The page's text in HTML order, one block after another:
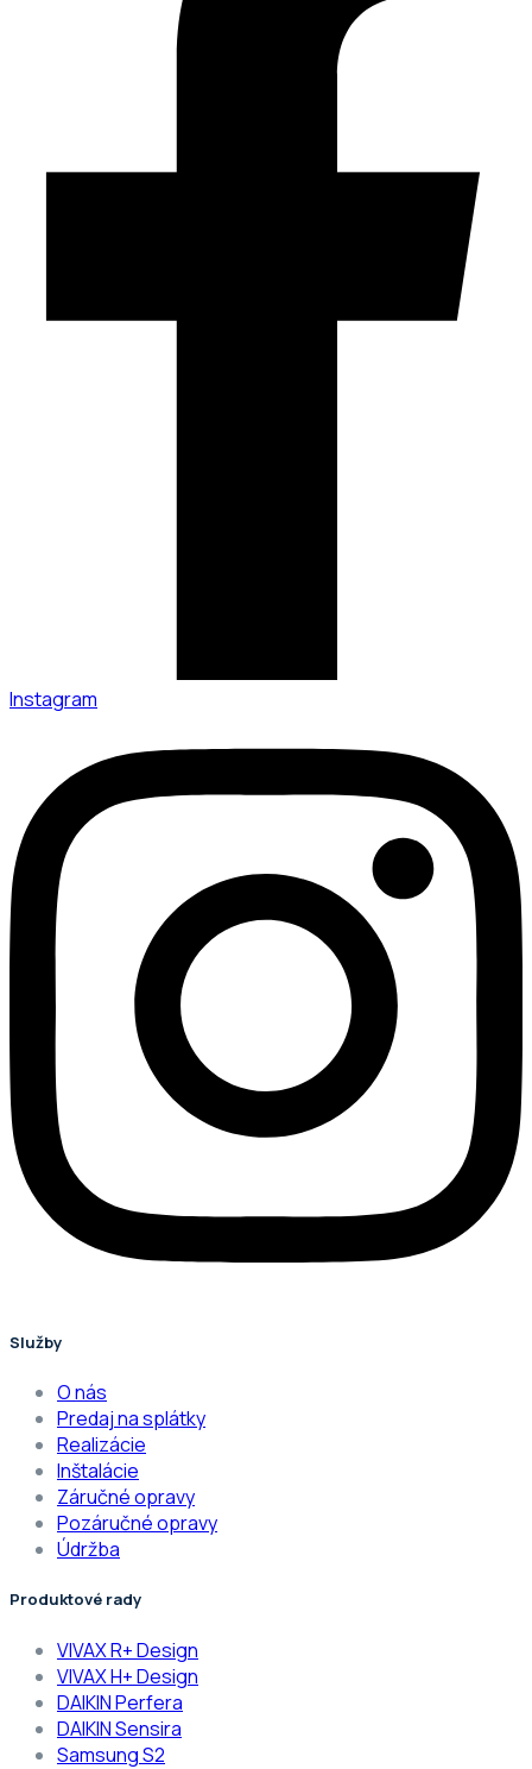
Instagram
Služby
O nás
Predaj na splátky
Realizácie
Inštalácie
Záručné opravy
Pozáručné opravy
Údržba
Produktové rady
VIVAX R+ Design
VIVAX H+ Design
DAIKIN Perfera
DAIKIN Sensira
Samsung S2